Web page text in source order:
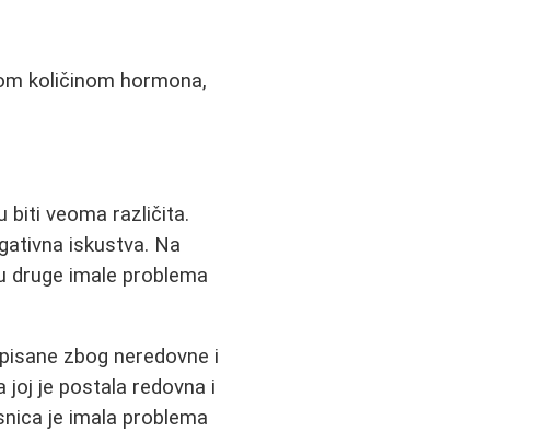
količinom hormona,
biti veoma različita.
iskustva. Na
druge imale problema
zbog neredovne i
joj je postala redovna i
je imala problema